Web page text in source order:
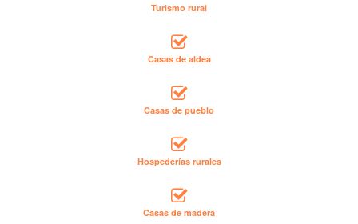
Turismo rural
Casas de aldea
Casas de pueblo
Hospederías rurales
Casas de madera